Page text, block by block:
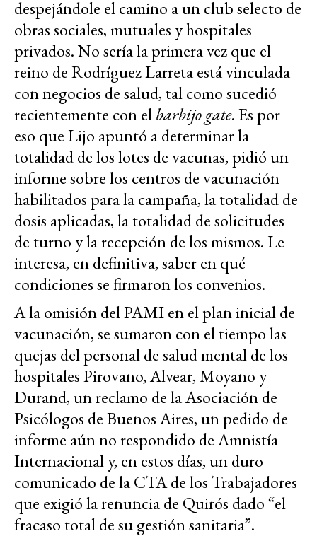
despejándole el camino a un club selecto de
obras sociales, mutuales y hospitales
privados. No sería la primera vez que el
reino de Rodríguez Larreta está vinculada
con negocios de salud, tal como sucedió
recientemente con elbarbijo gate. Es por
eso que Lijo apuntó a determinar la
totalidad de los lotes de vacunas, pidió un
informe sobre los centros de vacunación
habilitados para la campaña, la totalidad de
dosis aplicadas, la totalidad de solicitudes
de turno y la recepción de los mismos. Le
interesa, en definitiva, saber en qué
condiciones se firmaron los convenios.
A la omisión del PAMI en el plan inicial de
vacunación, se sumaron con el tiempo las
quejas del personal de salud mental de los
hospitales Pirovano, Alvear, Moyano y
Durand, un reclamo de la Asociación de
Psicólogos de Buenos Aires, un pedido de
informe aún no respondido de Amnistía
Internacional y, en estos días, un duro
comunicado de la CTA de los Trabajadores
que exigió la renuncia de Quirós dado “el
fracaso total de su gestión sanitaria”.